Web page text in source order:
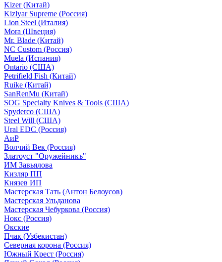
Kizer (Китай)
Kizlyar Supreme (Россия)
Lion Steel (Италия)
Mora (Швеция)
Mr. Blade (Китай)
NC Custom (Россия)
Muela (Испания)
Ontario (США)
Petrifield Fish (Китай)
Ruike (Китай)
SanRenMu (Китай)
SOG Specialty Knives & Tools (США)
Spyderco (США)
Steel Will (США)
Ural EDC (Россия)
АиР
Волчий Век (Россия)
Златоуст "Оружейникъ"
ИМ Завьялова
Кизляр ПП
Князев ИП
Мастерская Тать (Антон Белоусов)
Мастерская Ульданова
Мастерская Чебуркова (Россия)
Нокс (Россия)
Окские
Пчак (Узбекистан)
Северная корона (Россия)
Южный Крест (Россия)